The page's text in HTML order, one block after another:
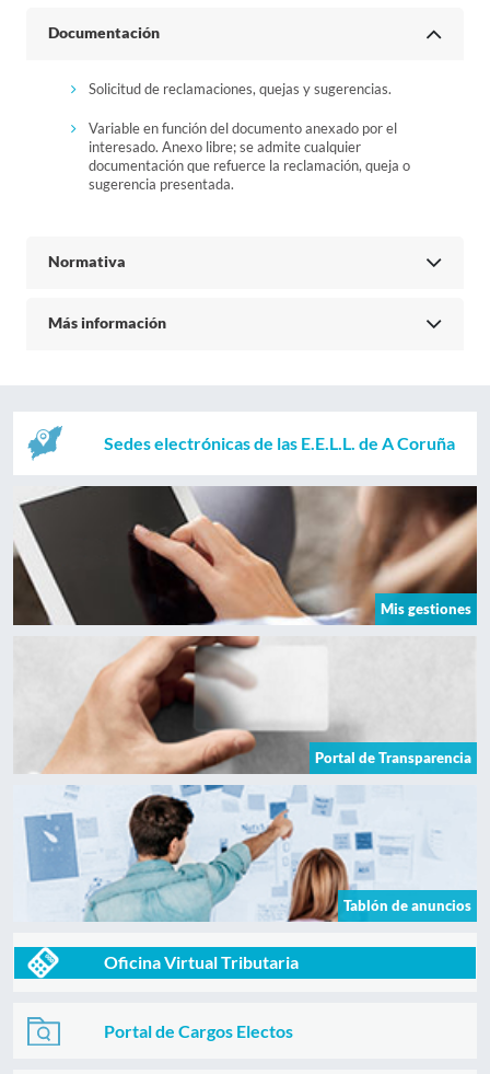
Documentación
Solicitud de reclamaciones, quejas y sugerencias.
Variable en función del documento anexado por el
interesado. Anexo libre; se admite cualquier
documentación que refuerce la reclamación, queja o
sugerencia presentada.
Normativa
Más información
Sedes electrónicas de las E.E.L.L. de A Coruña
Mis gestiones
Portal de Transparencia
Tablón de anuncios
Oficina Virtual Tributaria
Portal de Cargos Electos